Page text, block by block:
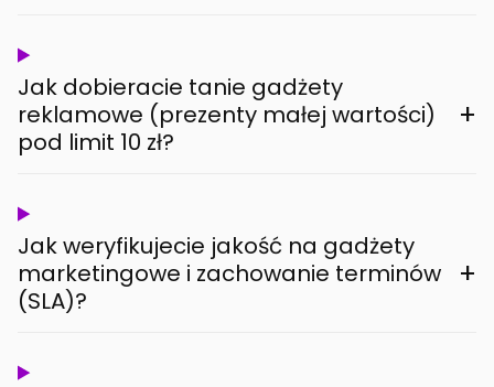
Jak dobieracie tanie gadżety
reklamowe (prezenty małej wartości)
pod limit 10 zł?
+
Jak weryfikujecie jakość na gadżety
marketingowe i zachowanie terminów
(SLA)?
+